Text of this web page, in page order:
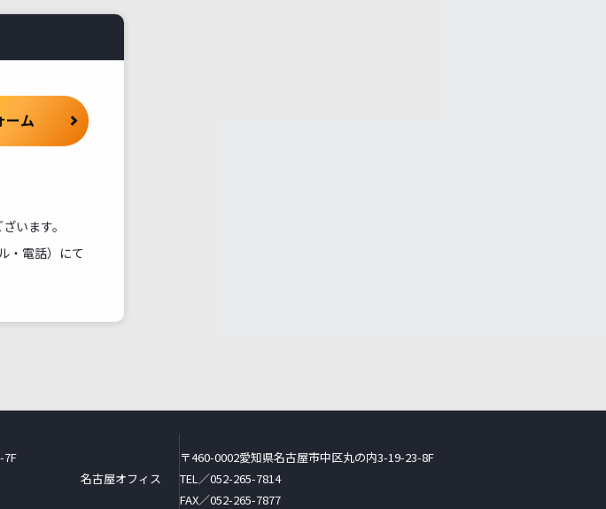
ーム
います。
電話）にて
〒460-0002愛知県名古屋市中区丸の内3-19-23-8F